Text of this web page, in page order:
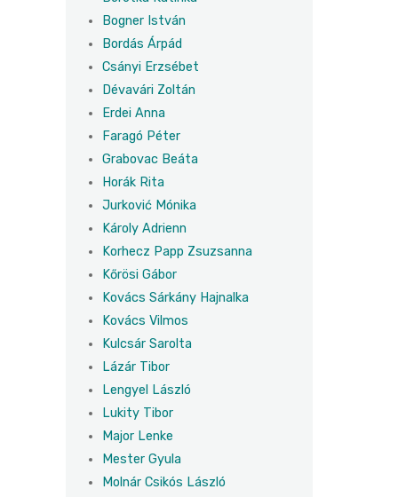
Bogner István
Bordás Árpád
Csányi Erzsébet
Dévavári Zoltán
Erdei Anna
Faragó Péter
Grabovac Beáta
Horák Rita
Jurković Mónika
Károly Adrienn
Korhecz Papp Zsuzsanna
Kőrösi Gábor
Kovács Sárkány Hajnalka
Kovács Vilmos
Kulcsár Sarolta
Lázár Tibor
Lengyel László
Lukity Tibor
Major Lenke
Mester Gyula
Molnár Csikós László